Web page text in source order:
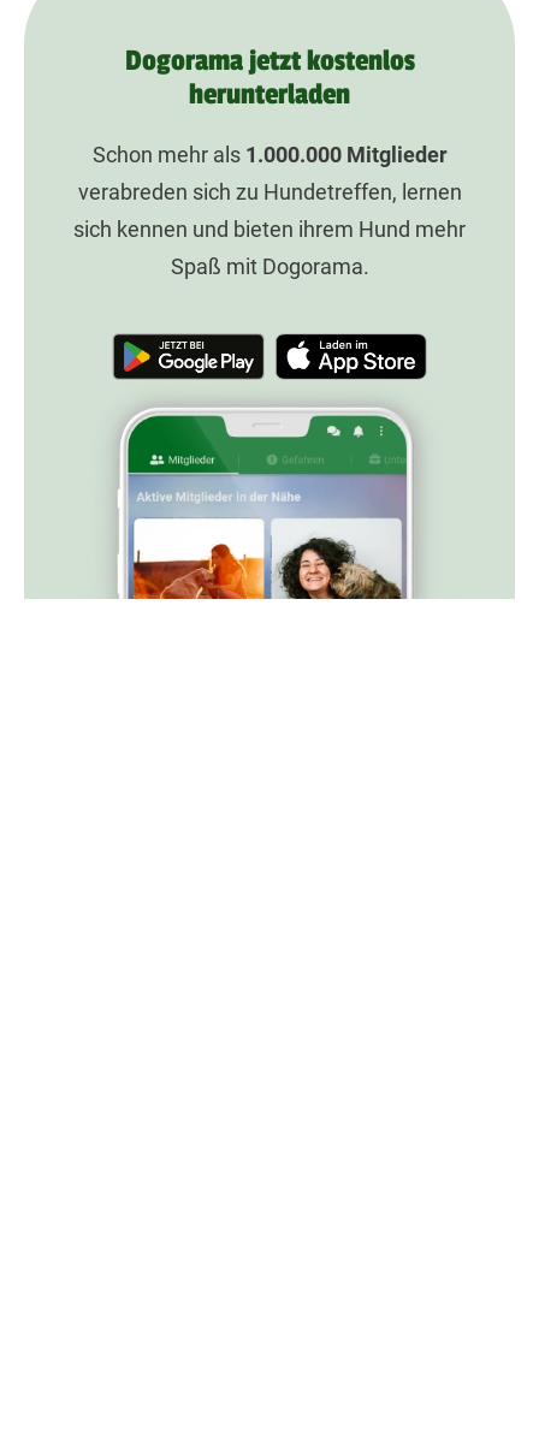
Dogorama jetzt kostenlos
herunterladen
Schon mehr als 1.000.000Mitglieder
verabreden sich zu Hundetreffen, lernen
sich kennen und bieten ihrem Hund mehr
Spaß mit Dogorama.